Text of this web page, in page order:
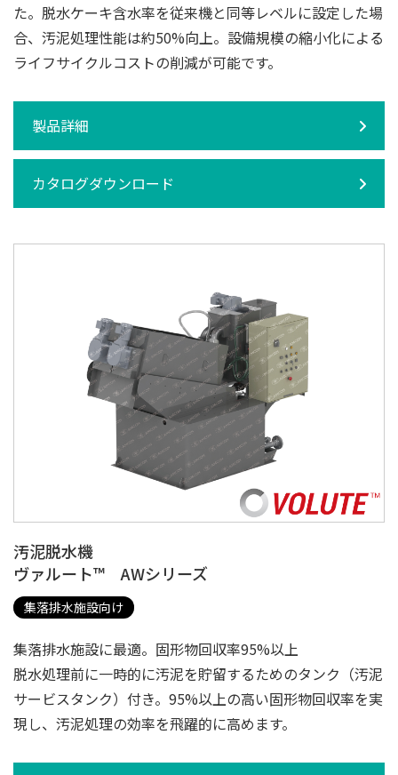
た。脱水ケーキ含水率を従来機と同等レベルに設定した場
合、汚泥処理性能は約50%向上。設備規模の縮小化による
ライフサイクルコストの削減が可能です。
製品詳細
カタログダウンロード
汚泥脱水機
ヴァルート™ AWシリーズ
集落排水施設向け
集落排水施設に最適。固形物回収率95%以上
脱水処理前に一時的に汚泥を貯留するためのタンク（汚泥
サービスタンク）付き。95%以上の高い固形物回収率を実
現し、汚泥処理の効率を飛躍的に高めます。